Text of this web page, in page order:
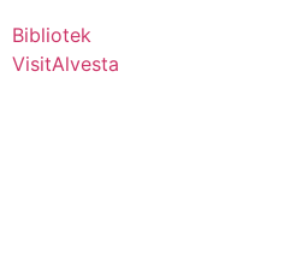
Bibliotek
VisitAlvesta